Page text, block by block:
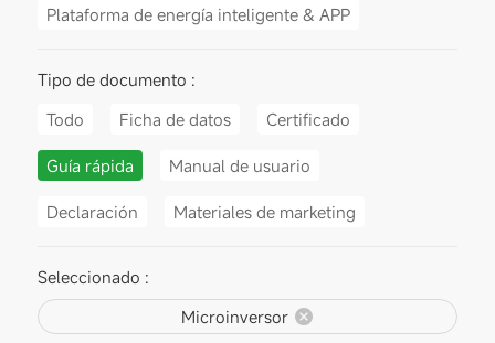
Plataforma de energía inteligente & APP
Tipo de documento :
Todo
Ficha de datos Certificado
Guía rápida Manual de usuario
Declaración Materiales de marketing
Seleccionado :
Microinversor